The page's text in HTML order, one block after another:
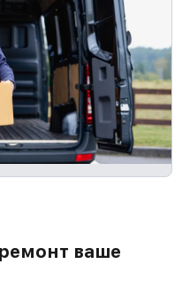
ваше